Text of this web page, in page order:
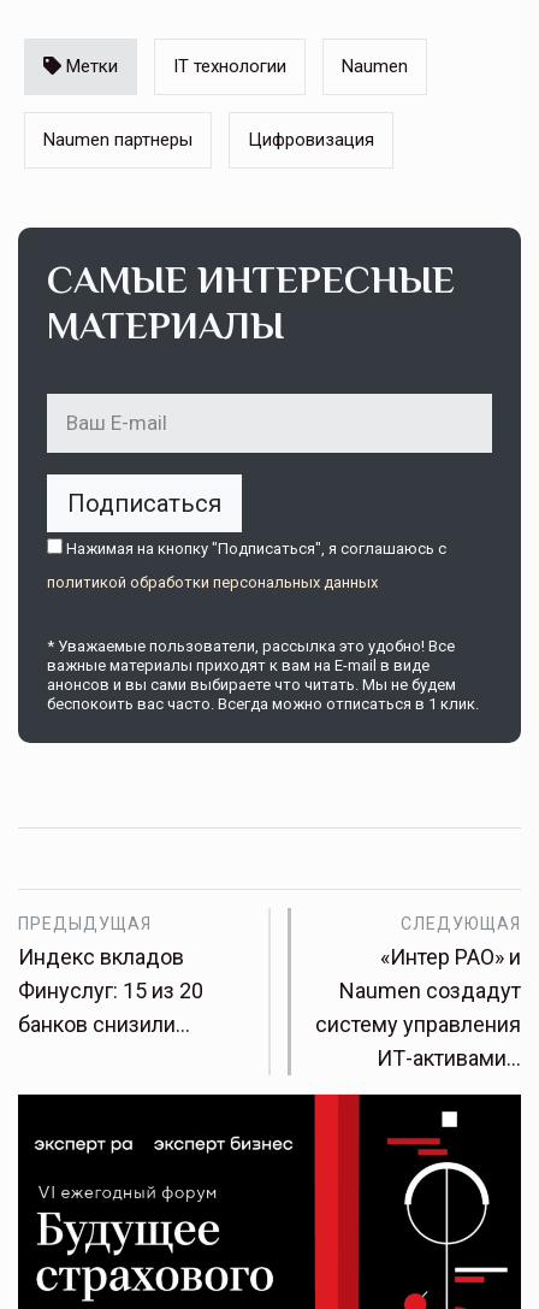
Метки IT технологии Naumen
Naumen партнеры Цифровизация
САМЫЕ ИНТЕРЕСНЫЕ
МАТЕРИАЛЫ
Подписаться
Нажимая на кнопку "Подписаться", я соглашаюсь c
политикой обработки персональных данных
* Уважаемые пользователи, рассылка это удобно! Все
важные материалы приходят к вам на E-mail в виде
анонсов и вы сами выбираете что читать. Мы не будем
беспокоить вас часто. Всегда можно отписаться в 1 клик.
ПРЕДЫДУЩАЯ
Индекс вкладов
Финуслуг: 15 из 20
банков снизили…
СЛЕДУЮЩАЯ
«Интер РАО» и
Naumen создадут
систему управления
ИТ-активами…